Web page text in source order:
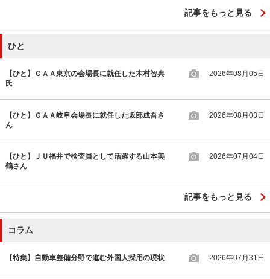
記事をもっと見る
ひと
【ひと】ＣＡＡ東京の会場長に就任した木村智典
氏
2026年08月05日
【ひと】ＣＡＡ岐阜会場長に就任した坂部成吾さ
ん
2026年08月03日
【ひと】ＪＵ福井で検査員として活躍する山本美
鶴さん
2026年07月04日
記事をもっと見る
コラム
【特集】自動車整備分野で進む外国人採用の現状 2026年07月31日